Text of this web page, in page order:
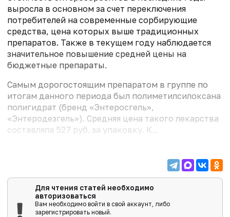
выросла в основном за счет переключения
потребителей на современные сорбирующие
средства, цена которых выше традиционных
препаратов. Также в текущем году наблюдается
значительное повышение средней цены на
бюджетные препараты.
Самым дорогостоящим препаратом в группе по
итогам данного периода был полиметилсилоксана
полигидрат (бренд «Энтеросгель»,
«Энтеродезгель»). Средняя цена такого лекарства
составляла 527 руб. за упаковку. К...
Для чтения статей необходимо
авторизоваться
Вам необходимо войти в свой аккаунт, либо
зарегистрировать новый.